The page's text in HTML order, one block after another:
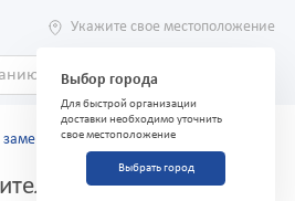
Укажите свое местоположение
Выбор города
Для быстрой организации
доставки необходимо уточнить
свое местоположение
Выбрать город
заменители
препарата